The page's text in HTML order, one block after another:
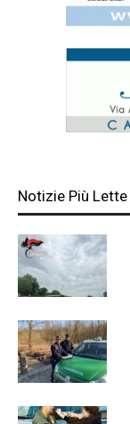
Notizie Più Lette